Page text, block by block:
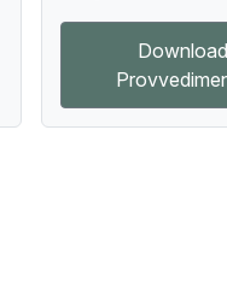
Download